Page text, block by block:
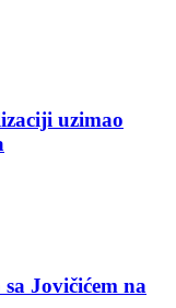
uzimao
Jovičićem na